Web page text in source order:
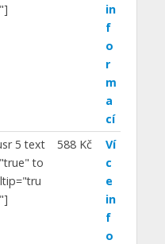
in
f
o
r
m
a
cí
5 text
to
588 Kč
Ví
c
e
in
f
o